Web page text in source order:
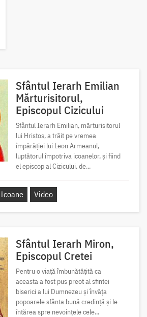
Sfântul Ierarh Emilian
Mărturisitorul,
Episcopul Cizicului
Sfântul Ierarh Emilian, mărturisitorul
lui Hristos, a trăit pe vremea
împărăției lui Leon Armeanul,
luptătorul împotriva icoanelor, și fiind
el episcop al Cizicului, de...
Icoane Video
Sfântul Ierarh Miron,
Episcopul Cretei
Pentru o viață îmbunătățită ca
aceasta a fost pus preot al sfintei
biserici a lui Dumnezeu și învăța
popoarele sfânta bună credință și le
întărea spre nevoințele cele...